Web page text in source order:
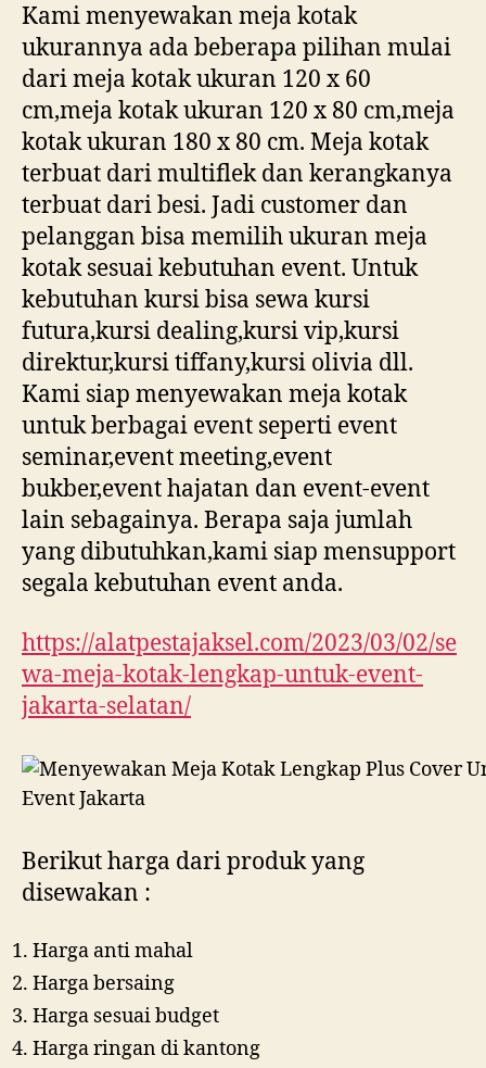
Kami menyewakan meja kotak
ukurannya ada beberapa pilihan mulai
dari meja kotak ukuran 120 x 60
cm,meja kotak ukuran 120 x 80 cm,meja
kotak ukuran 180 x 80 cm. Meja kotak
terbuat dari multiflek dan kerangkanya
terbuat dari besi. Jadi customer dan
pelanggan bisa memilih ukuran meja
kotak sesuai kebutuhan event. Untuk
kebutuhan kursi bisa sewa kursi
futura,kursi dealing,kursi vip,kursi
direktur,kursi tiffany,kursi olivia dll.
Kami siap menyewakan meja kotak
untuk berbagai event seperti event
seminar,event meeting,event
bukber,event hajatan dan event-event
lain sebagainya. Berapa saja jumlah
yang dibutuhkan,kami siap mensupport
segala kebutuhan event anda.
https://alatpestajaksel.com/2023/03/02/se
wa-meja-kotak-lengkap-untuk-event-
jakarta-selatan/
Berikut harga dari produk yang
disewakan :
Harga anti mahal
Harga bersaing
Harga sesuai budget
Harga ringan di kantong